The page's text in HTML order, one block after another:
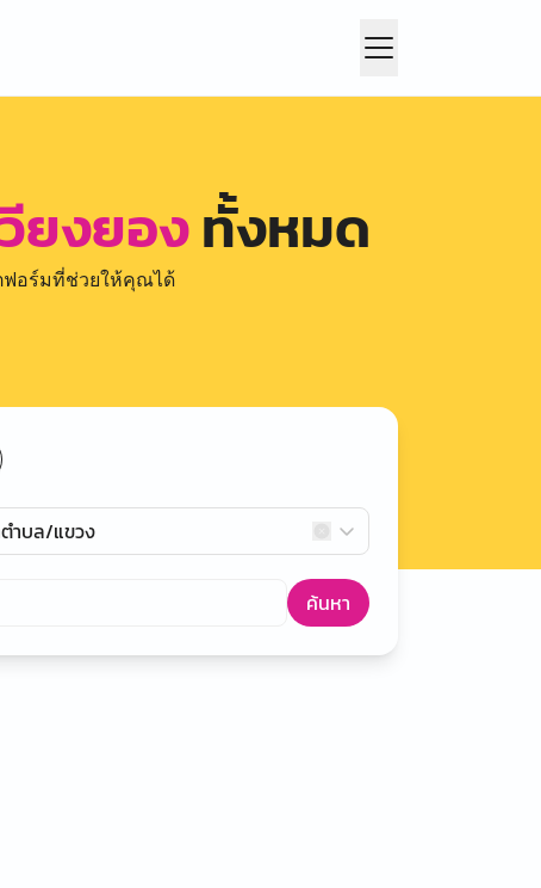
ยงยองทั้งหมด
ฟอร์มที่ช่วยให้คุณได้
ำบล/แขวง
ค้นหา